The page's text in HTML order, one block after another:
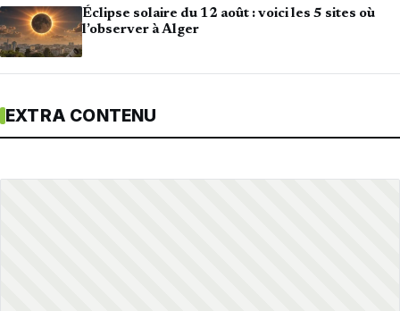
Éclipse solaire du 12 août : voici les 5 sites où
l’observer à Alger
EXTRA CONTENU